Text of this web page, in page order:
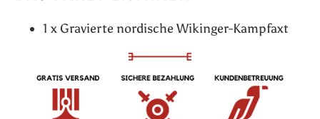
1 x Gravierte nordische Wikinger-Kampfaxt